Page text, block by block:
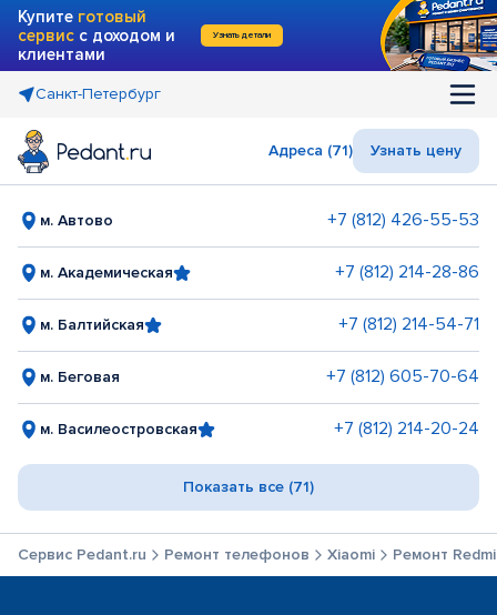
Купите готовый
сервис с доходом и
клиентами
Узнать детали
Санкт-Петербург
Адреса (71) Узнать цену
м. Автово +7 (812) 426-55-53
м. Академическая +7 (812) 214-28-86
м. Балтийская +7 (812) 214-54-71
м. Беговая +7 (812) 605-70-64
м. Василеостровская +7 (812) 214-20-24
Показать все (71)
Сервис Pedant.ru Ремонт телефонов Xiaomi Ремонт